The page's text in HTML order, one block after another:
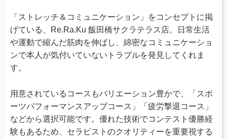
「ストレッチ＆コミュニケーション」をコンセプトに掲
げている、Re.Ra.Ku 飯田橋サクラテラス店。日常生活
や運動で縮んだ筋肉を伸ばし、綿密なコミュニケーショ
ンで本人が気付いていないトラブルを発見してくれま
す。
用意されているコースもバリエーション豊かで、「スポ
ーツパフォーマンスアップコース」「疲労撃退コース」
などから選択可能です。優れた技術でコンテスト優勝経
験もあるため、セラピストのクオリティーを重要視する